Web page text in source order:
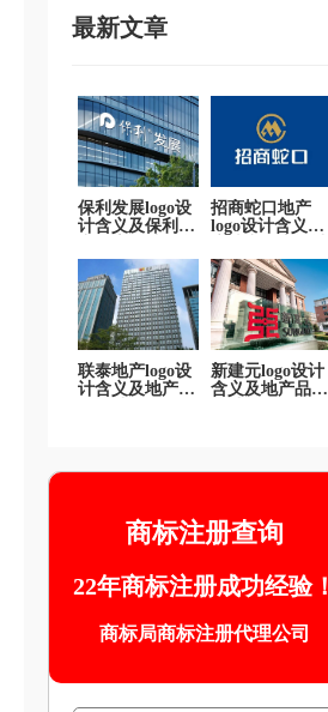
最新文章
保利发展logo设
计含义及保利地
招商蛇口地产
logo设计含义及
理念
联泰地产logo设
计含义及地产品
新建元logo设计
含义及地产品牌
商标注册查询
22年商标注册成功经验！
商标局商标注册代理公司